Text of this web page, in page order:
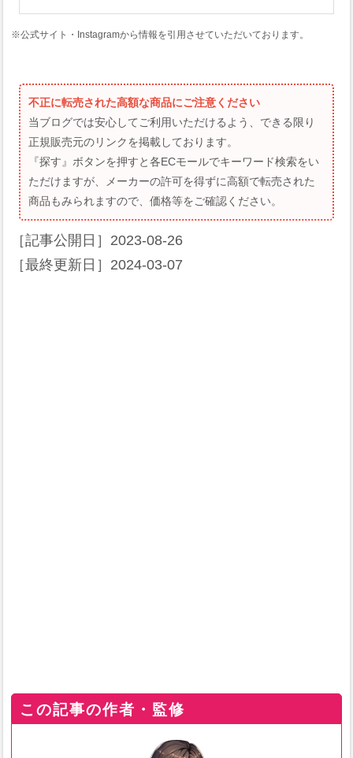
※公式サイト・Instagramから情報を引用させていただいております。
不正に転売された高額な商品にご注意ください
当ブログでは安心してご利用いただけるよう、できる限り
正規販売元のリンクを掲載しております。
『探す』ボタンを押すと各ECモールでキーワード検索をい
ただけますが、メーカーの許可を得ずに高額で転売された
商品もみられますので、価格等をご確認ください。
［記事公開日］ 2023-08-26
［最終更新日］ 2024-03-07
この記事の作者・監修